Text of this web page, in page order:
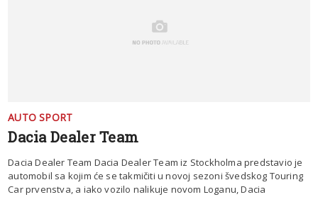
AUTO SPORT
Dacia Dealer Team
Dacia Dealer Team Dacia Dealer Team iz Stockholma predstavio je
automobil sa kojim će se takmičiti u novoj sezoni švedskog Touring
Car prvenstva, a iako vozilo nalikuje novom Loganu, Dacia